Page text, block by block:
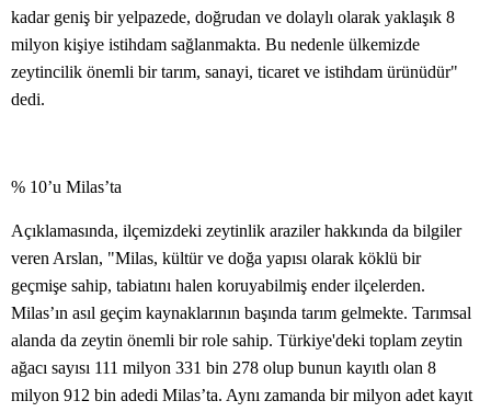
kadar geniş bir yelpazede, doğrudan ve dolaylı olarak yaklaşık 8
milyon kişiye istihdam sağlanmakta. Bu nedenle ülkemizde
zeytincilik önemli bir tarım, sanayi, ticaret ve istihdam ürünüdür"
dedi.
% 10’u Milas’ta
Açıklamasında, ilçemizdeki zeytinlik araziler hakkında da bilgiler
veren Arslan, "Milas, kültür ve doğa yapısı olarak köklü bir
geçmişe sahip, tabiatını halen koruyabilmiş ender ilçelerden.
Milas’ın asıl geçim kaynaklarının başında tarım gelmekte. Tarımsal
alanda da zeytin önemli bir role sahip. Türkiye'deki toplam zeytin
ağacı sayısı 111 milyon 331 bin 278 olup bunun kayıtlı olan 8
milyon 912 bin adedi Milas’ta. Aynı zamanda bir milyon adet kayıt